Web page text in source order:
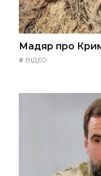
Мадяр про
# ВІДЕО